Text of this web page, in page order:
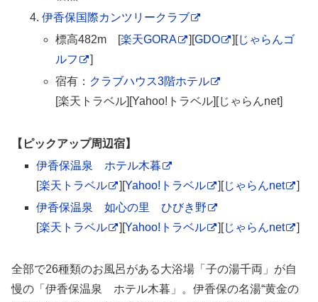
伊香保国際カンツリークラブ
標高482m [楽天GORA ][GDO ][じゃらんゴ
ルフ
]
宿有： クラブハウス3階ホテル
[楽天トラベル][Yahoo!トラベル][じゃらんnet]
【ピックアップ周辺宿】
伊香保温泉 ホテル木暮
[楽天トラベル ][Yahoo!トラベル ][じゃらんnet
]
伊香保温泉 如心の里 ひびき野
[楽天トラベル ][Yahoo!トラベル ][じゃらんnet ]
全部で26種類のお風呂がある大浴場「子の湯千両」が自
慢の「伊香保温泉 ホテル木暮」。伊香保の名湯“黄金の